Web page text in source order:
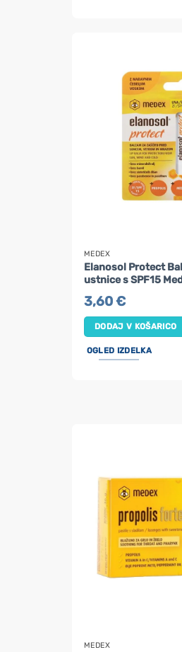
MEDEX
Elanosol Protect
ustnice s SPF15
3,60€
DODAJ V KOŠARICO
OGLED IZDELKA
MEDEX